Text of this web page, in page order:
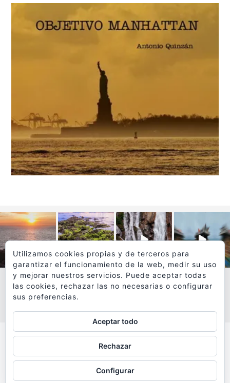
VER MÁS
Todos los textos y fotografías de
www.viajesyfotografia.comson propiedad de su autor
y están protegidos por © Copyright
Utilizamos cookies propias y de terceros para
garantizar el funcionamiento de la web, medir su uso
y mejorar nuestros servicios. Puede aceptar todas
las cookies, rechazar las no necesarias o configurar
sus preferencias.
Aceptar todo
Rechazar
Configurar